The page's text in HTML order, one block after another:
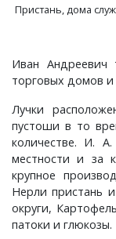
Пристань, дома
Иван Андреевич
торговых домов
Лучки
пустоши в то
количестве. И.
местности и за
крупное
Нерли пристань
округи,
патоки и глюкозы.
Мирный, поселок
Мокеево, деревня
Мостцы, село
Назарово,
Неверково,